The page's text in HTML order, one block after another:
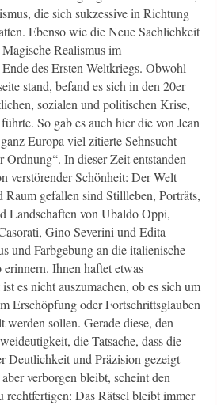
die sich sukzessive in Richtung
Ebenso wie die Neue Sachlichkeit
Realismus im
des Ersten Weltkriegs. Obwohl
stand, befand es sich in den 20er
sozialen und politischen Krise,
So gab es auch hier die von Jean
Europa viel zitierte Sehnsucht
Ordnung“. In dieser Zeit entstanden
verstörender Schönheit: Der Welt
Raum gefallen sind Stillleben, Porträts,
Landschaften von Ubaldo Oppi,
Gino Severini und Edita
und Farbgebung an die italienische
Ihnen haftet etwas
es nicht auszumachen, ob es sich um
Erschöpfung oder Fortschrittsglauben
werden sollen. Gerade diese, den
die Tatsache, dass die
Deutlichkeit und Präzision gezeigt
verborgen bleibt, scheint den
rechtfertigen: Das Rätsel bleibt immer